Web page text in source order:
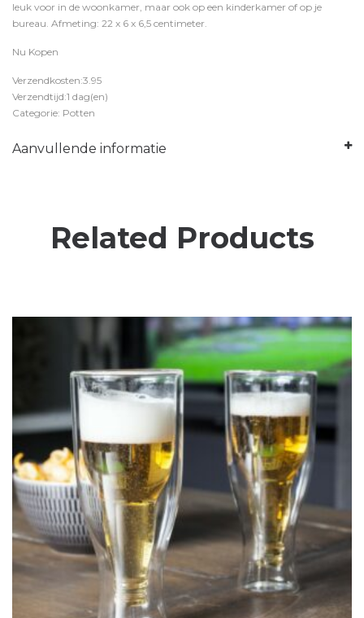
leuk voor in de woonkamer, maar ook op een kinderkamer of op je
bureau. Afmeting: 22 x 6 x 6,5 centimeter.
Nu Kopen
Verzendkosten:3.95
Verzendtijd:1 dag(en)
Categorie: Potten
Aanvullende informatie
Related Products